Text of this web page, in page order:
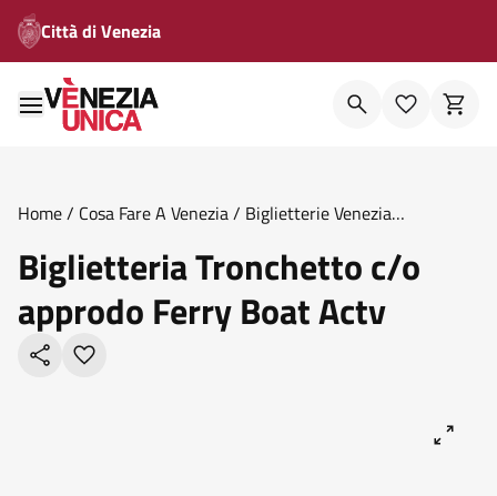
Città di Venezia
Home/ Cosa Fare A Venezia/ Biglietterie Venezia
Biglietteria Tronchetto c/o
approdo Ferry Boat Actv